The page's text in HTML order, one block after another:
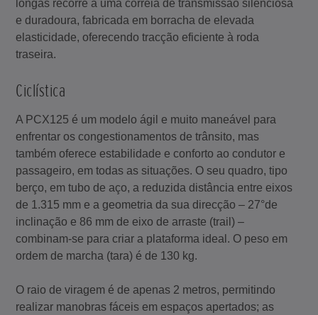
longas recorre a uma correia de transmissão silenciosa
e duradoura, fabricada em borracha de elevada
elasticidade, oferecendo tracção eficiente à roda
traseira.
Ciclística
A PCX125 é um modelo ágil e muito maneável para
enfrentar os congestionamentos de trânsito, mas
também oferece estabilidade e conforto ao condutor e
passageiro, em todas as situações. O seu quadro, tipo
berço, em tubo de aço, a reduzida distância entre eixos
de 1.315 mm e a geometria da sua direcção – 27°de
inclinação e 86 mm de eixo de arraste (trail) –
combinam-se para criar a plataforma ideal. O peso em
ordem de marcha (tara) é de 130 kg.
O raio de viragem é de apenas 2 metros, permitindo
realizar manobras fáceis em espaços apertados; as